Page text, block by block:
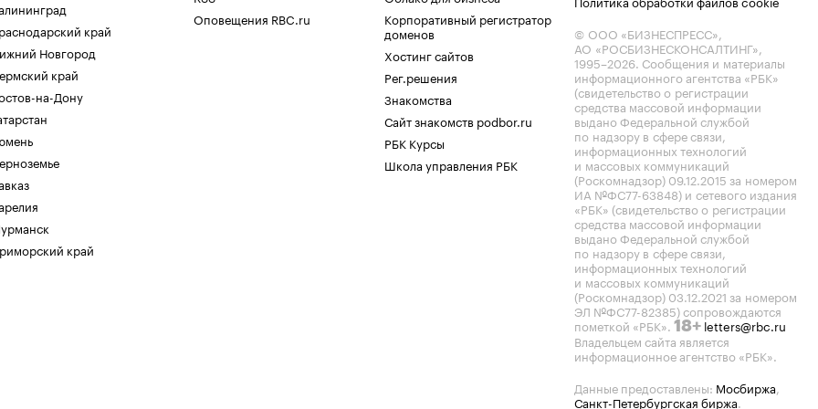
край
Новгород
край
на-Дону
край
Оповещения RBC.ru
Корпоративный регистратор
доменов
Хостинг сайтов
Рег.решения
Знакомства
Сайт знакомств podbor.ru
РБК Курсы
Школа управления РБК
© ООО «БИЗНЕСПРЕСС»,
АО «РОСБИЗНЕСКОНСАЛТИНГ»,
1995–2026. Сообщения и материалы
информационного агентства «РБК»
(свидетельство о регистрации
средства массовой информации
выдано Федеральной службой
по надзору в сфере связи,
информационных технологий
и массовых коммуникаций
(Роскомнадзор) 09.12.2015 за номером
ИА №ФС77-63848) и сетевого издания
«РБК» (свидетельство о регистрации
средства массовой информации
выдано Федеральной службой
по надзору в сфере связи,
информационных технологий
и массовых коммуникаций
(Роскомнадзор) 03.12.2021 за номером
ЭЛ №ФС77-82385) сопровождаются
пометкой «РБК». 18+ letters@rbc.ru
Владельцем сайта является
информационное агентство «РБК».
Данные предоставлены: Мосбиржа,
Санкт-Петербургская биржа.